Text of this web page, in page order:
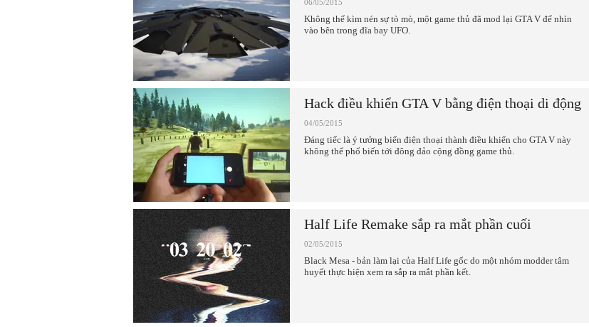
06/05/2015
Không thể kìm nén sự tò mò, một game thủ đã mod lại GTA V để nhìn
vào bên trong đĩa bay UFO.
Hack điều khiển GTA V bằng điện thoại di động
04/05/2015
Đáng tiếc là ý tưởng biến điện thoại thành điều khiển cho GTA V này
không thể phổ biến tới đông đảo cộng đồng game thủ.
Half Life Remake sắp ra mắt phần cuối
02/05/2015
Black Mesa - bản làm lại của Half Life gốc do một nhóm modder tâm
huyết thực hiện xem ra sắp ra mắt phần kết.